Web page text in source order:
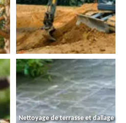
Nettoyage de terrasse et dallage